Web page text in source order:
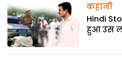
कहानी
Hindi
हुआ उस